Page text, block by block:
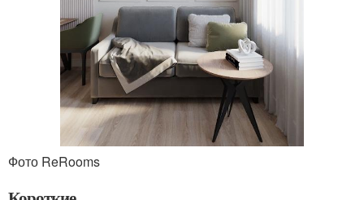
Фото ReRooms